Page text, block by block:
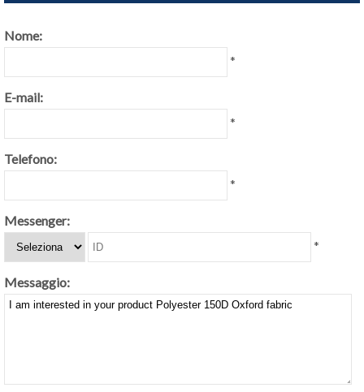
Nome:
*
E-mail:
*
Telefono:
*
Messenger:
*
Messaggio: